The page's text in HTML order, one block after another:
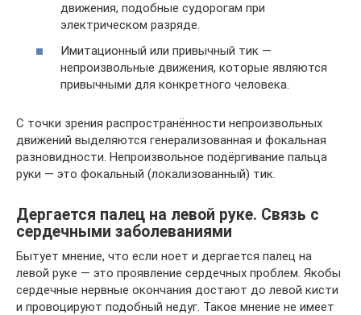
движения, подобные судорогам при
электрическом разряде.
Имитационный или привычный тик —
непроизвольные движения, которые являются
привычными для конкретного человека.
С точки зрения распространённости непроизвольных
движений выделяются генерализованная и фокальная
разновидности. Непроизвольное подёргивание пальца
руки — это фокальный (локализованный) тик.
Дергается палец на левой руке. Связь с
сердечными заболеваниями
Бытует мнение, что если ноет и дергается палец на
левой руке — это проявление сердечных проблем. Якобы
сердечные нервные окончания достают до левой кисти
и провоцируют подобный недуг. Такое мнение не имеет